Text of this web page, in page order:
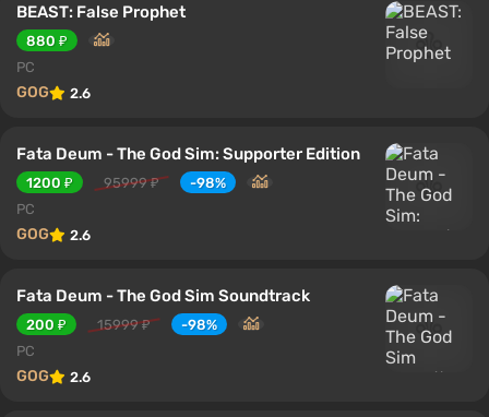
BEAST: False Prophet
880 ₽
PC
GOG 2.6
Fata Deum - The God Sim: Supporter Edition
1200 ₽ 95999 ₽
-98%
PC
GOG 2.6
Fata Deum - The God Sim Soundtrack
200 ₽ 15999 ₽
-98%
PC
GOG 2.6